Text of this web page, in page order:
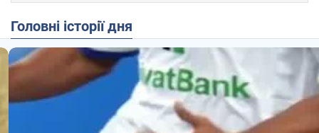
Головні історії дня